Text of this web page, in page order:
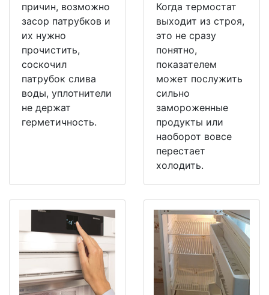
причин, возможно
засор патрубков и
их нужно
прочистить,
соскочил
патрубок слива
воды, уплотнители
не держат
герметичность.
Когда термостат
выходит из строя,
это не сразу
понятно,
показателем
может послужить
сильно
замороженные
продукты или
наоборот вовсе
перестает
холодить.